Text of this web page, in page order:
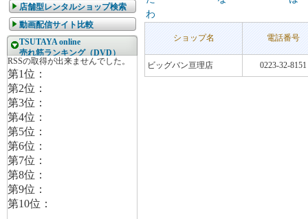
店舗型レンタルショップ検索
動画配信サイト比較
TSUTAYA online
売れ筋ランキング（DVD）
わ
ショップ名 電話番号
ビッグバン亘理店 0223-32-8151